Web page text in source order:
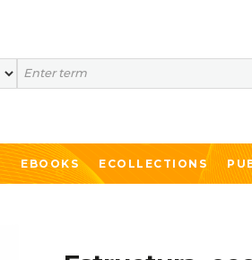
Search
EBOOKS ECOLLECTIONS